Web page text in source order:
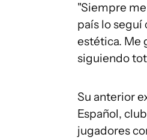
"Siempre
país lo seguí
estética. Me
siguiendo
Su anterior
Español,
jugadores